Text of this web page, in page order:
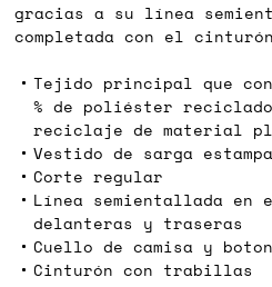
gracias a su línea
completada con el
Tejido principal que
% de poliéster
reciclaje de material
Vestido de sarga
Corte regular
Línea semientallada en
delanteras y traseras
Cuello de camisa y
Cinturón con trabillas